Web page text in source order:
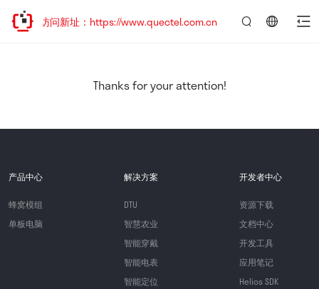
，欢迎访问新址：https://www.quectel.com.cn
Thanks for your attention!
产品中心
蜂窝模组
单板电脑
解决方案
DTU
智慧农业
智能穿戴
智能电表
智能定位
开发者中心
资源下载
文档中心
开发工具
应用笔记
Helios SDK